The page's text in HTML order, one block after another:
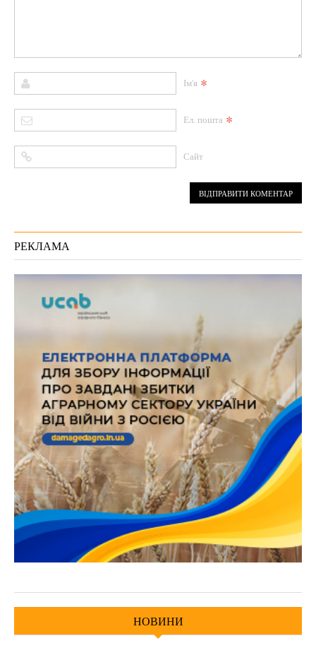
Ім'я *
Ел. пошта *
Сайт
РЕКЛАМА
НОВИНИ